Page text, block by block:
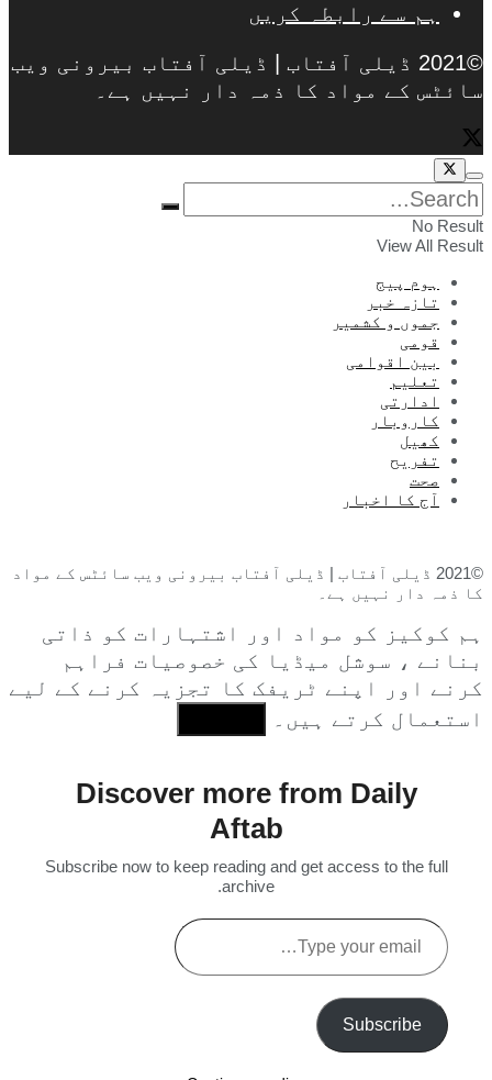
ہم سے رابطہ کریں
©2021 ڈیلی آفتاب | ڈیلی آفتاب بیرونی ویب
سائٹس کے مواد کا ذمہ دار نہیں ہے۔
No Result
View All Result
ہوم پیج
تازہ خبر
جموں و کشمیر
قومی
بین اقوامی
تعلیم
ادارتی
کاروبار
کھیل
تفریح
صحت
آج کا اخبار
©2021 ڈیلی آفتاب | ڈیلی آفتاب بیرونی ویب سائٹس کے مواد
کا ذمہ دار نہیں ہے۔
ہم کوکیز کو مواد اور اشتہارات کو ذاتی
بنانے ، سوشل میڈیا کی خصوصیات فراہم
کرنے اور اپنے ٹریفک کا تجزیہ کرنے کے لیے
استعمال کرتے ہیں۔
Discover more from Daily
Aftab
Subscribe now to keep reading and get access to the full
archive.
Type
your
Subscribe